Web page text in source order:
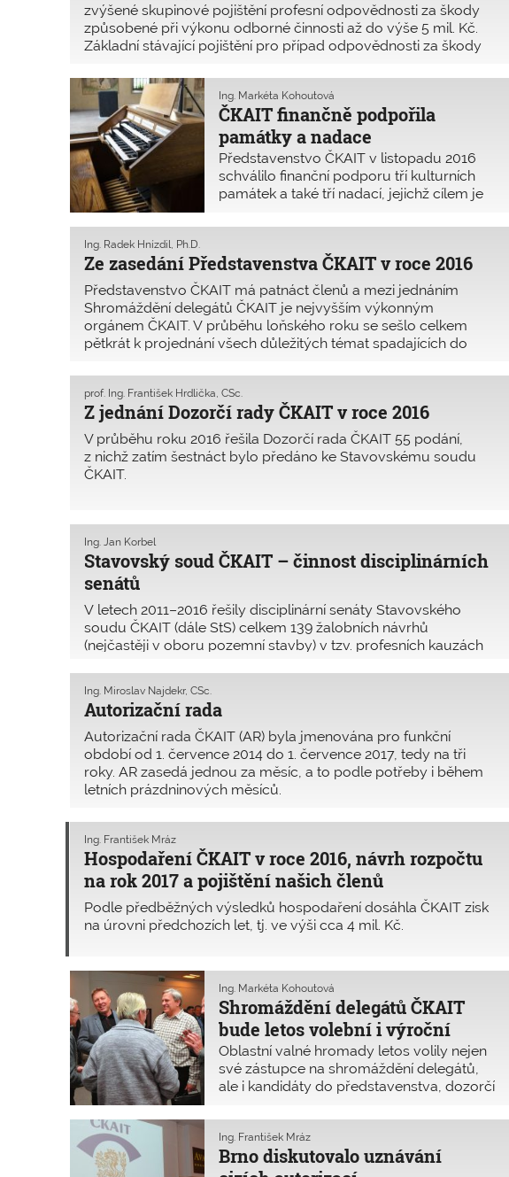
zvýšené skupinové pojištění profesní odpovědnosti za škody
způsobené při výkonu odborné činnosti až do výše 5 mil. Kč.
Základní stávající pojištění pro případ odpovědnosti za škody
profese.
ČKAIT finančně podpořila
památky a nadace
Ing. Markéta Kohoutová
Představenstvo ČKAIT v listopadu 2016
schválilo finanční podporu tří kulturních
památek a také tří nadací, jejichž cílem je
ČVUT v Praze. Celková darovaná částka
odpočitatelnou položkou, o niž si ČKAIT
snížila daňový základ.
Ze zasedání Představenstva ČKAIT v roce 2016
Ing. Radek Hnízdil, Ph.D.
Představenstvo ČKAIT má patnáct členů a mezi jednáním
Shromáždění delegátů ČKAIT je nejvyšším výkonným
orgánem ČKAIT. V průběhu loňského roku se sešlo celkem
pětkrát k projednání všech důležitých témat spadajících do
Z jednání Dozorčí rady ČKAIT v roce 2016
prof. Ing. František Hrdlička, CSc.
V průběhu roku 2016 řešila Dozorčí rada ČKAIT 55 podání,
z nichž zatím šestnáct bylo předáno ke Stavovskému soudu
ČKAIT.
Stavovský soud ČKAIT – činnost disciplinárních
senátů
Ing. Jan Korbel
V letech 2011–2016 řešily disciplinární senáty Stavovského
soudu ČKAIT (dále StS) celkem 139 žalobních návrhů
(nejčastěji v oboru pozemní stavby) v tzv. profesních kauzách
Autorizační rada
Ing. Miroslav Najdekr, CSc.
Autorizační rada ČKAIT (AR) byla jmenována pro funkční
období od 1. července 2014 do 1. července 2017, tedy na tři
roky. AR zasedá jednou za měsíc, a to podle potřeby i během
letních prázdninových měsíců.
Hospodaření ČKAIT v roce 2016, návrh rozpočtu
na rok 2017 a pojištění našich členů
Ing. František Mráz
Podle předběžných výsledků hospodaření dosáhla ČKAIT zisk
na úrovni předchozích let, tj. ve výši cca 4 mil. Kč.
Shromáždění delegátů ČKAIT
bude letos volební i výroční
Ing. Markéta Kohoutová
Oblastní valné hromady letos volily nejen
své zástupce na shromáždění delegátů,
ale i kandidáty do představenstva, dozorčí
delegátů se uskuteční 25. března 2017
v hotelu Pyramida v Praze 6, kde budou
vyhlášeny i výsledky letošní Ceny ČKAIT.
Brno diskutovalo uznávání
Ing. František Mráz